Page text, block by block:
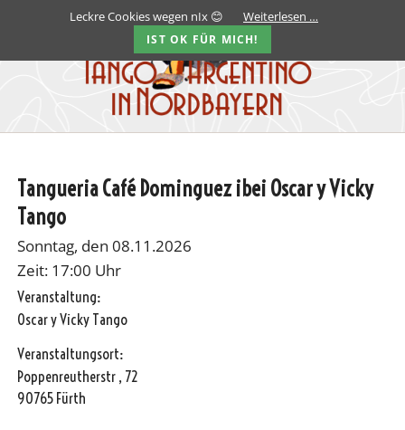
Tangueria Café Dominguez ibei Oscar y Vicky
Tango
Sonntag, den 08.11.2026
Zeit: 17:00 Uhr
Veranstaltung:
Oscar y Vicky Tango
Veranstaltungsort:
Poppenreutherstr , 72
90765 Fürth
Leckre Cookies wegen nIx 😊 Weiterlesen …
IST OK FÜR MICH!